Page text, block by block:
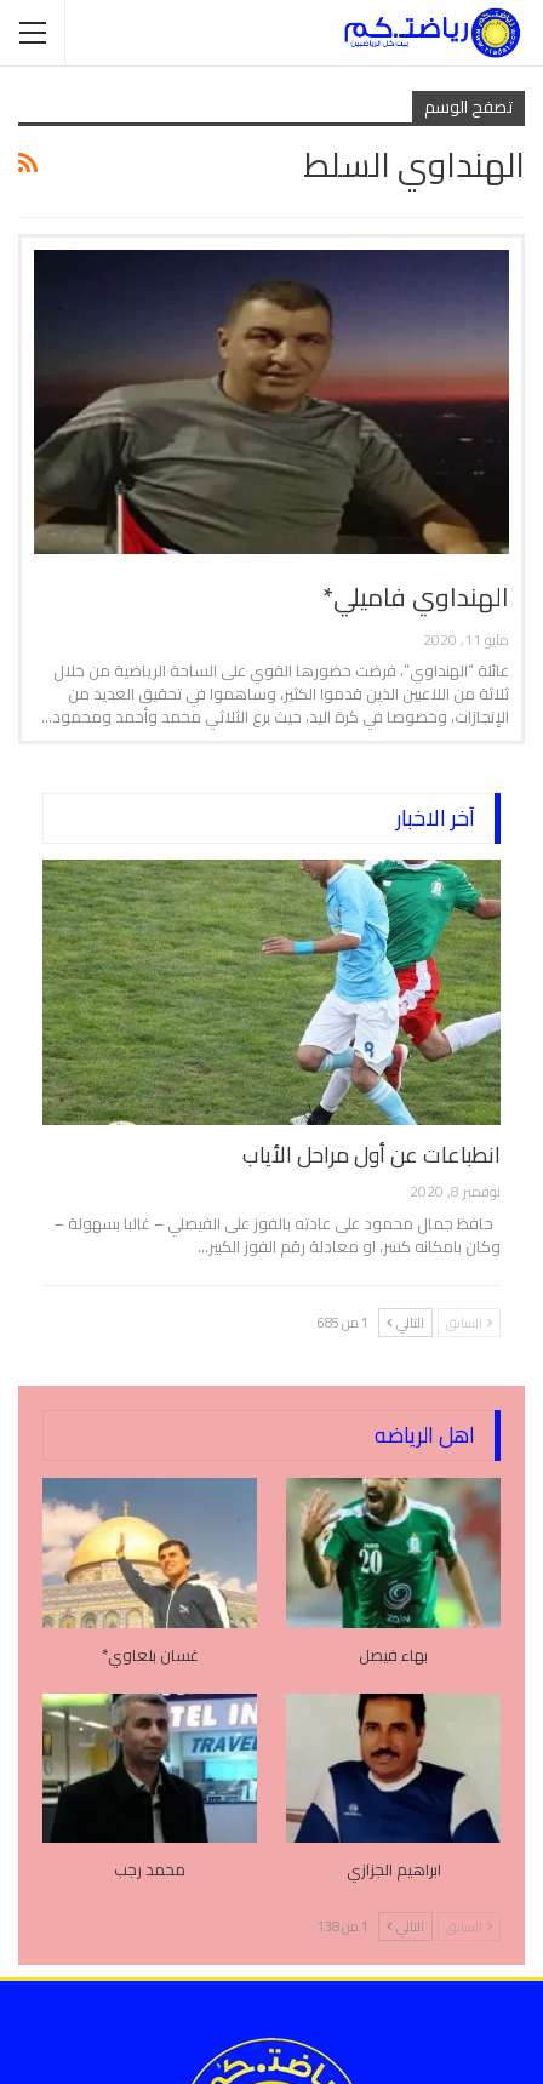
تصفح الوسم
الهنداوي السلط
الهنداوي فاميلي*
مايو 11, 2020
عائلة “الهنداوي”، فرضت حضورها القوي على الساحة الرياضية من خلال
ثلاثة من اللاعبين الذين قدموا الكثير، وساهموا في تحقيق العديد من
الإنجازات، وخصوصا في كرة اليد، حيث برع الثلاثي محمد وأحمد ومحمود…
آخر الاخبار
انطباعات عن أول مراحل الأياب
نوفمبر 8, 2020
حافظ جمال محمود على عادته بالفوز على الفيصلي – غالبا بسهولة –
وكان بامكانه كسر، او معادلة رقم الفوز الكبير…
السابق التالي 1 من 685
اهل الرياضه
بهاء فيصل غسان بلعاوي*
ابراهيم الجزازي محمد رجب
السابق التالي 1 من 138